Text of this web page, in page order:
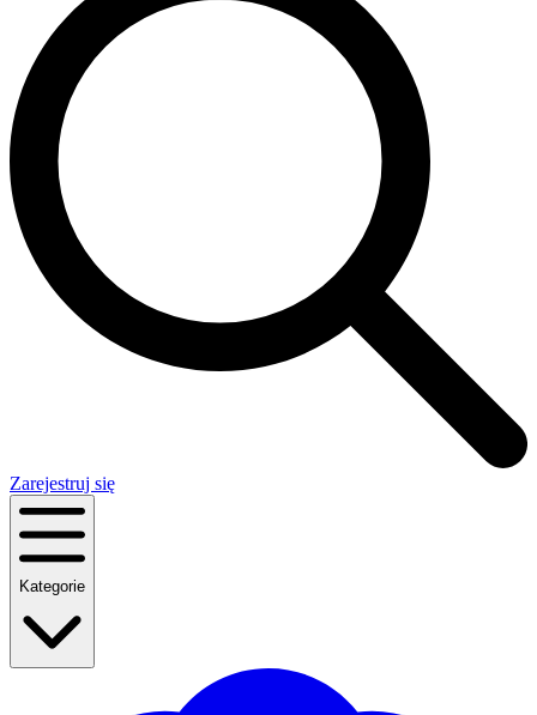
Zarejestruj się
Kategorie